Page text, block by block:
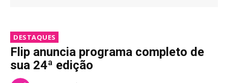
DESTAQUES
Flip anuncia programa completo de
sua 24ª edição